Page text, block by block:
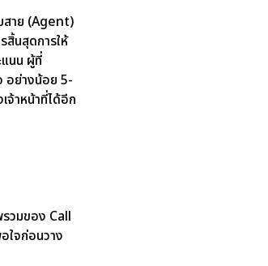
สาย (Agent)
นสุดการให้
นน ผู้ที่
อย่างน้อย 5-
จ้าหน้าที่ได้อีก
รวมของ Call
ใจก่อนวาง